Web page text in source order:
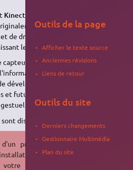
Kinect
pour la console de jeu
de driver libre et open source
le driver "freenect".
kinect de son utilisation
de façon plus générale.
développement donnent une idée
et futures de l'outil, comme la
disponibles
projet en
du
système
Outils de la page
Afficher le texte source
Anciennes révisions
Liens de retour
Outils du site
Derniers changements
Gestionnaire Multimédia
Plan du site